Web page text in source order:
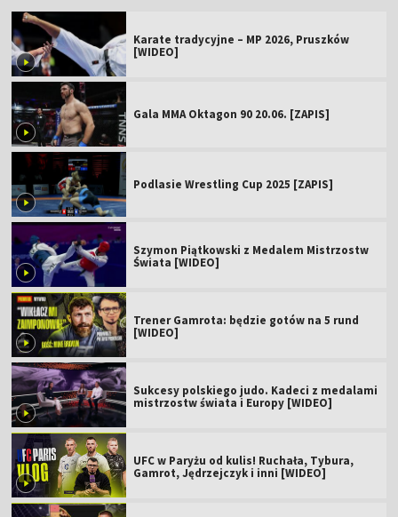
Karate tradycyjne – MP 2026, Pruszków
[WIDEO]
Gala MMA Oktagon 90 20.06. [ZAPIS]
Podlasie Wrestling Cup 2025 [ZAPIS]
Szymon Piątkowski z Medalem Mistrzostw
Świata [WIDEO]
Trener Gamrota: będzie gotów na 5 rund
[WIDEO]
Sukcesy polskiego judo. Kadeci z medalami
mistrzostw świata i Europy [WIDEO]
UFC w Paryżu od kulis! Ruchała, Tybura,
Gamrot, Jędrzejczyk i inni [WIDEO]